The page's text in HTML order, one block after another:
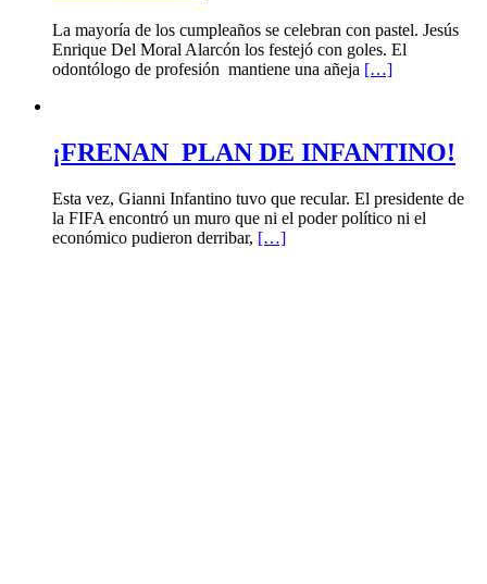
La mayoría de los cumpleaños se celebran con pastel. Jesús
Enrique Del Moral Alarcón los festejó con goles. El
odontólogo de profesión mantiene una añeja […]
¡FRENAN PLAN DE INFANTINO!
Esta vez, Gianni Infantino tuvo que recular. El presidente de
la FIFA encontró un muro que ni el poder político ni el
económico pudieron derribar, […]